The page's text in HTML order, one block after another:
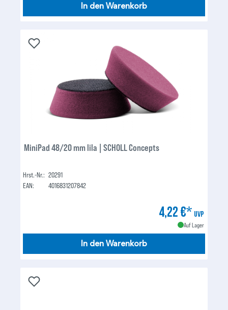
In den Warenkorb
MiniPad 48/20 mm lila | SCHOLL Concepts
Hrst.-Nr.: 20291
EAN:
4016831207842
4,22 €* UVP
Auf Lager
In den Warenkorb